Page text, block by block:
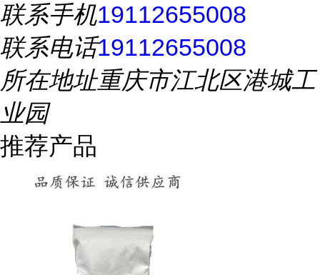
联系手机19112655008
联系电话19112655008
所在地址重庆市江北区港城工
业园
推荐产品